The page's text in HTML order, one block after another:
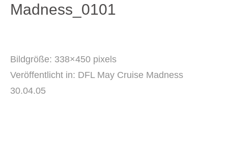
Madness_0101
Bildgröße: 338×450 pixels
Veröffentlicht in: DFL May Cruise Madness
30.04.05